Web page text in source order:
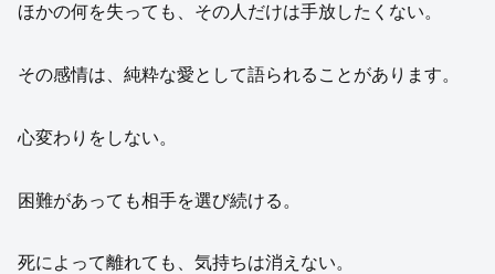
ほかの何を失っても、その人だけは手放したくない。
その感情は、純粋な愛として語られることがあります。
心変わりをしない。
困難があっても相手を選び続ける。
死によって離れても、気持ちは消えない。